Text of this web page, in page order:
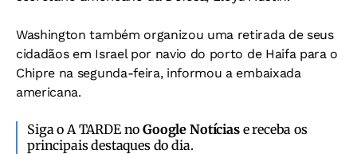
Washington também organizou uma retirada de seus
cidadãos em Israel por navio do porto de Haifa para o
Chipre na segunda-feira, informou a embaixada
americana.
Siga o A TARDE noGoogle Notíciase receba os
principais destaques do dia.